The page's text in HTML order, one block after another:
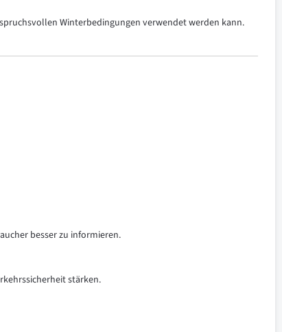
Winterbedingungen verwendet werden kann.
besser zu informieren.
stärken.